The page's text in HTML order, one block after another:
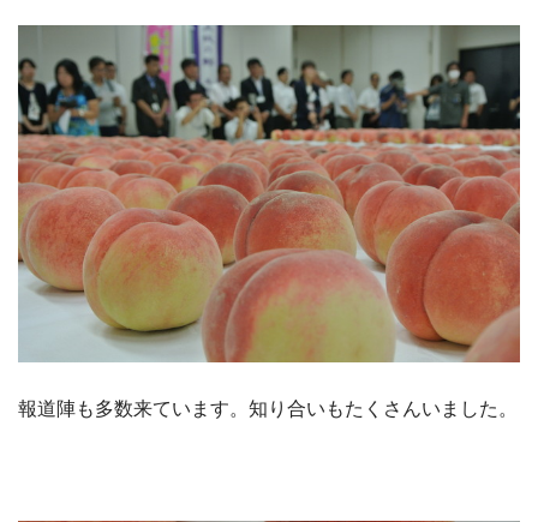
報道陣も多数来ています。知り合いもたくさんいました。